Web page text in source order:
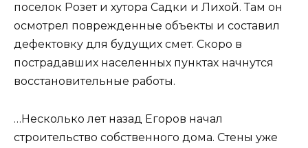
поселок Розет и хутора Садки и Лихой. Там он
осмотрел поврежденные объекты и составил
дефектовку для будущих смет. Скоро в
пострадавших населенных пунктах начнутся
восстановительные работы.
…Несколько лет назад Егоров начал
строительство собственного дома. Стены уже